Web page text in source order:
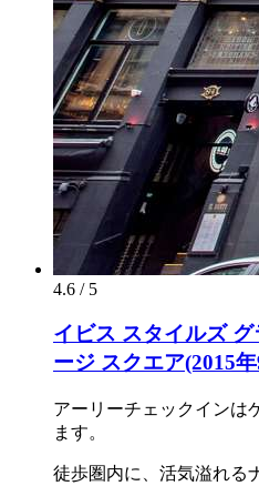
4.6 / 5
イビス スタイルズ
ージ スクエア(2015
アーリーチェックインは
ます。
徒歩圏内に、活気溢れる